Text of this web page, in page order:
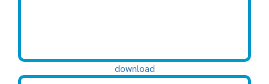
download